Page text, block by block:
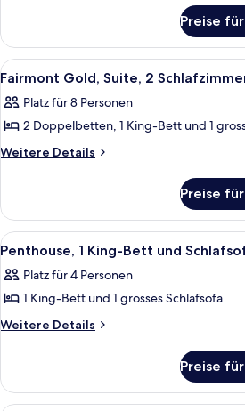
2 Schlafzimmer,
Buchtblick
anzeigen
Gold,
Signature-
Suite,
Buchtblick
Preise
Alle
Fotos
für
Fairmont
Gold,
anzeigen
Ein
1
Fairmont Gold, Suite, 2
Platz für 8 Personen
2 Doppelbetten, 1 King-Bett und 1
Weitere Details
Weitere
Gold,
Suite,
2 Schlafzimmer
Preise
Alle
Fotos
für
Penthouse,
1 King-
Schlafsofa
anzeigen
Ein
5
Penthouse, 1 King-Bett und
Platz für 4 Personen
1 King-Bett und 1 grosses Schlafsofa
Weitere Details
Weitere
1 King-
Bett
Preise